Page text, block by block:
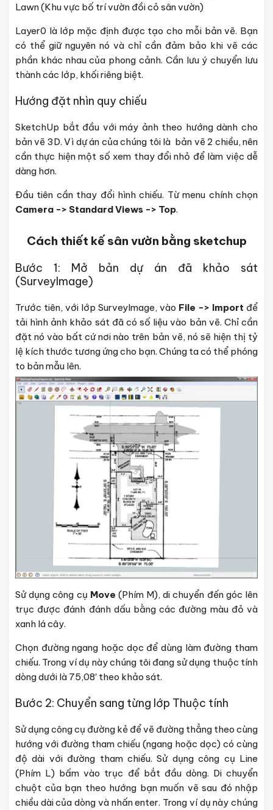
Lawn (Khu vực bố trí vườn đồi cỏ sân vườn)
Layer0 là lớp mặc định được tạo cho mỗi bản vẽ. Bạn
có thể giữ nguyên nó và chỉ cần đảm bảo khi vẽ các
phần khác nhau của phong cảnh. Cần lưu ý chuyển lưu
thành các lớp, khối riêng biệt.
Hướng đặt nhìn quy chiếu
SketchUp bắt đầu với máy ảnh theo hướng dành cho
bản vẽ 3D. Vì dự án của chúng tôi là bản vẽ 2 chiều, nên
cần thực hiện một số xem thay đổi nhỏ để làm việc dễ
dàng hơn.
Đầu tiên cần thay đổi hình chiếu. Từ menu chính chọn
Camera -> Standard Views -> Top.
Cách thiết kế sân vườn bằng sketchup
Bước 1: Mở bản dự án đã khảo sát
(SurveyImage)
Trước tiên, với lớp SurveyImage, vào File -> Import để
tải hình ảnh khảo sát đã có số liệu vào bản vẽ. Chỉ cần
đặt nó vào bất cứ nơi nào trên bản vẽ, nó sẽ hiện thị tỷ
lệ kích thước tương ứng cho bạn. Chúng ta có thể phóng
to bản mẫu lên.
Sử dụng công cụ Move (Phím M), di chuyển đến góc lên
trục được đánh đánh dấu bằng các đường màu đỏ và
xanh lá cây.
Chọn đường ngang hoặc dọc để dùng làm đường tham
chiếu. Trong ví dụ này chúng tôi đang sử dụng thuộc tính
dòng dưới là 75,08′ theo khảo sát.
Bước 2: Chuyển sang từng lớp Thuộc tính
Sử dụng công cụ đường kẻ để vẽ đường thẳng theo cùng
hướng với đường tham chiếu (ngang hoặc dọc) có cùng
độ dài với đường tham chiếu. Sử dụng công cụ Line
(Phím L) bấm vào trục để bắt đầu dòng. Di chuyển
chuột của bạn theo hướng bạn muốn vẽ sau đó nhập
chiều dài của dòng và nhấn enter. Trong ví dụ này chúng